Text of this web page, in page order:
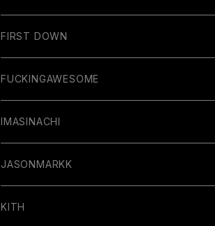
FIRST DOWN
FUCKINGAWESOME
IMASINACHI
JASONMARKK
KITH